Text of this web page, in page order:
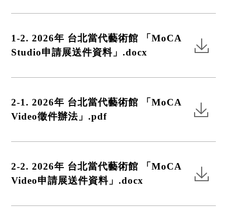
1-2. 2026年 台北當代藝術館 「MoCA
Studio申請展送件資料」.docx
2-1. 2026年 台北當代藝術館 「MoCA
Video徵件辦法」.pdf
2-2. 2026年 台北當代藝術館 「MoCA
Video申請展送件資料」.docx